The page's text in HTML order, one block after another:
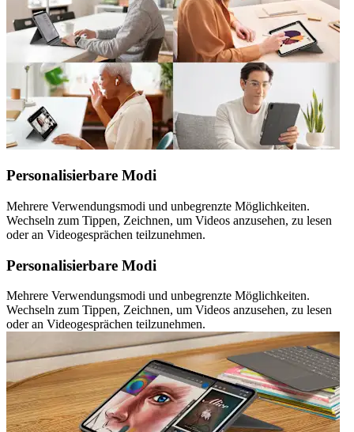
Personalisierbare Modi
Mehrere Verwendungsmodi und unbegrenzte Möglichkeiten.
Wechseln zum Tippen, Zeichnen, um Videos anzusehen, zu lesen
oder an Videogesprächen teilzunehmen.
Personalisierbare Modi
Mehrere Verwendungsmodi und unbegrenzte Möglichkeiten.
Wechseln zum Tippen, Zeichnen, um Videos anzusehen, zu lesen
oder an Videogesprächen teilzunehmen.